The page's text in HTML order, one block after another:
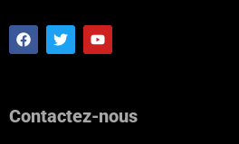
F
a
o
T
w
r
Y
o
e
Contactez-nous